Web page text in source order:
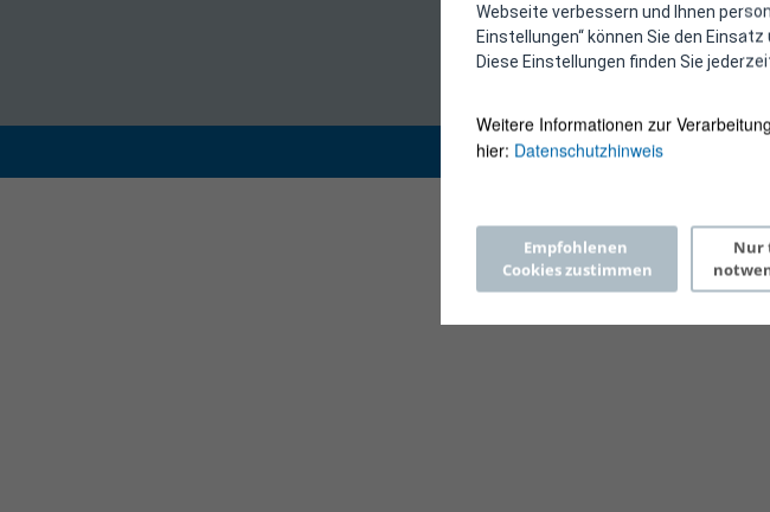
Webseite verbessern und Ihnen
Einstellungen“ können Sie den
Diese Einstellungen finden Sie
Weitere Informationen zur
hier: Datenschutzhinweis
Empfohlenen
Cookies zustimmen
Nur